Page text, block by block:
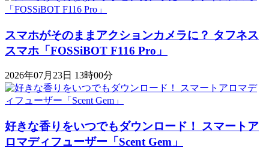
スマホがそのままアクションカメラに？ タフネス
スマホ「FOSSiBOT F116 Pro」
2026年07月23日 13時00分
好きな香りをいつでもダウンロード！ スマートア
ロマディフューザー「Scent Gem」